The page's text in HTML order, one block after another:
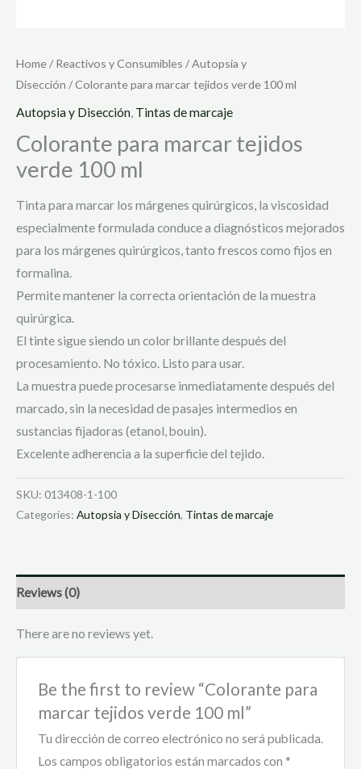
Home/Reactivos y Consumibles /Autopsia y
Disección / Colorante para marcar tejidos verde 100 ml
Autopsia y Disección, Tintas de marcaje
Colorante para marcar tejidos
verde 100 ml
Tinta para marcar los márgenes quirúrgicos, la viscosidad
especialmente formulada conduce a diagnósticos mejorados
para los márgenes quirúrgicos, tanto frescos como fijos en
formalina.
Permite mantener la correcta orientación de la muestra
quirúrgica.
El tinte sigue siendo un color brillante después del
procesamiento. No tóxico. Listo para usar.
La muestra puede procesarse inmediatamente después del
marcado, sin la necesidad de pasajes intermedios en
sustancias fijadoras (etanol, bouin).
Excelente adherencia a la superficie del tejido.
SKU: 013408-1-100
Categories: Autopsia y Disección, Tintas de marcaje
Reviews (0)
There are no reviews yet.
Be the first to review “Colorante para
marcar tejidos verde 100 ml”
Tu dirección de correo electrónico no será publicada.
Los campos obligatorios están marcados con *